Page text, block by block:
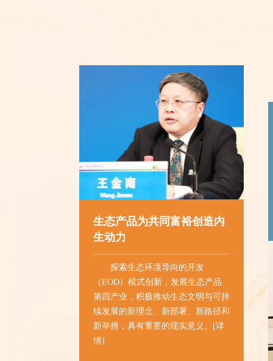
上。行走在
里的文化地
好的日子，
拉弹唱自娱
清风之意，
等寓意。这
内心深处。“
达的孝老敬
行。”闫济民
作为华北平
外出就业务
们，每年春
生态产品为共同富裕创造内
生动力
探索生态环境导向的开发
（EOD）模式创新，发展生态产品
第四产业，积极推动生态文明与可持
续发展的新理念、新部署、新路径和
新举措，具有重要的现实意义。
[详
情]